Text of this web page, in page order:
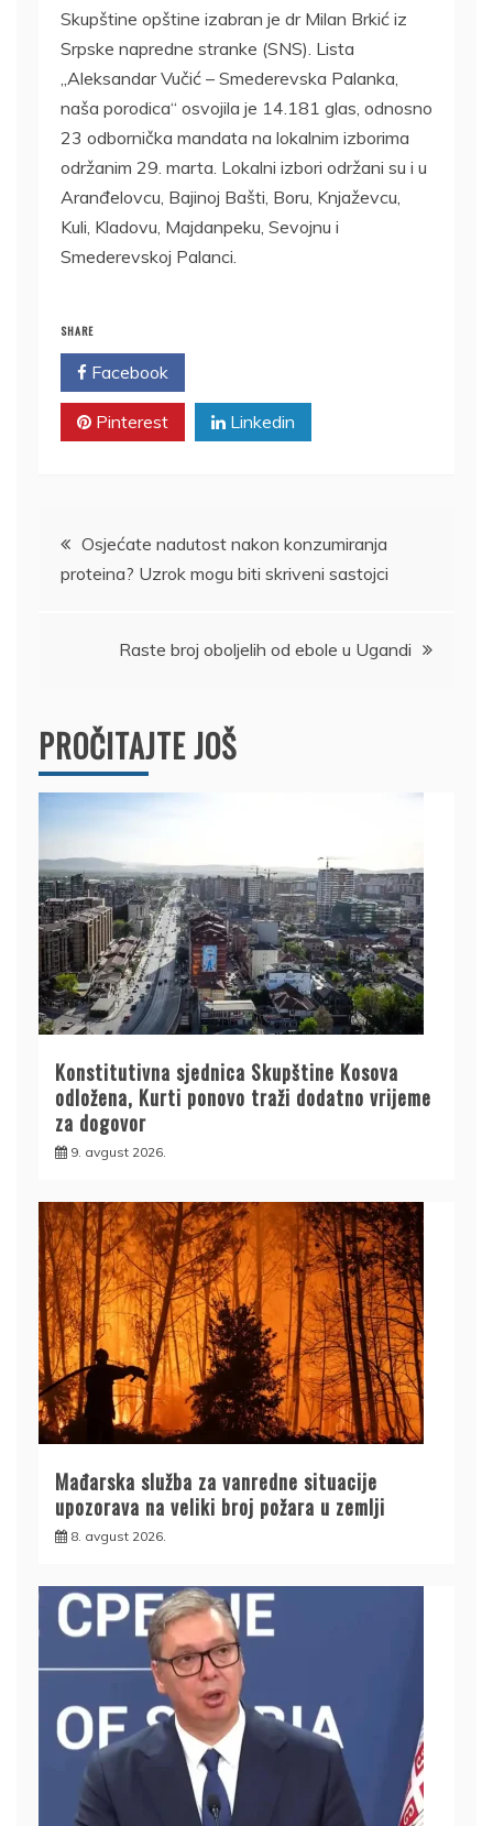
Skupštine opštine izabran je dr Milan Brkić iz
Srpske napredne stranke (SNS). Lista
„Aleksandar Vučić – Smederevska Palanka,
naša porodica“ osvojila je 14.181 glas, odnosno
23 odbornička mandata na lokalnim izborima
održanim 29. marta. Lokalni izbori održani su i u
Aranđelovcu, Bajinoj Bašti, Boru, Knjaževcu,
Kuli, Kladovu, Majdanpeku, Sevojnu i
Smederevskoj Palanci.
SHARE
Facebook
Pinterest Linkedin
Kretanje
članka
Osjećate nadutost nakon konzumiranja
proteina? Uzrok mogu biti skriveni sastojci
Raste broj oboljelih od ebole u Ugandi
PROČITAJTE JOŠ
Konstitutivna sjednica Skupštine Kosova
odložena, Kurti ponovo traži dodatno vrijeme
za dogovor
9. avgust 2026.
Mađarska služba za vanredne situacije
upozorava na veliki broj požara u zemlji
8. avgust 2026.